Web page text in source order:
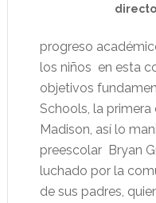
progreso
los niños en esta
objetivos
Schools, la
Madison, así lo
preescolar Bryan
luchado por la
de sus padres,